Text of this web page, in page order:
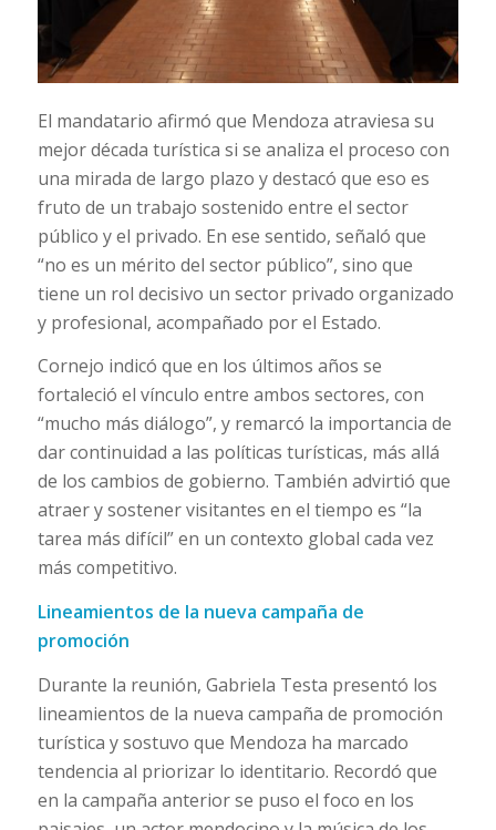
El mandatario afirmó que Mendoza atraviesa su
mejor década turística si se analiza el proceso con
una mirada de largo plazo y destacó que eso es
fruto de un trabajo sostenido entre el sector
público y el privado. En ese sentido, señaló que
“no es un mérito del sector público”, sino que
tiene un rol decisivo un sector privado organizado
y profesional, acompañado por el Estado.
Cornejo indicó que en los últimos años se
fortaleció el vínculo entre ambos sectores, con
“mucho más diálogo”, y remarcó la importancia de
dar continuidad a las políticas turísticas, más allá
de los cambios de gobierno. También advirtió que
atraer y sostener visitantes en el tiempo es “la
tarea más difícil” en un contexto global cada vez
más competitivo.
Lineamientos de la nueva campaña de
promoción
Durante la reunión, Gabriela Testa presentó los
lineamientos de la nueva campaña de promoción
turística y sostuvo que Mendoza ha marcado
tendencia al priorizar lo identitario. Recordó que
en la campaña anterior se puso el foco en los